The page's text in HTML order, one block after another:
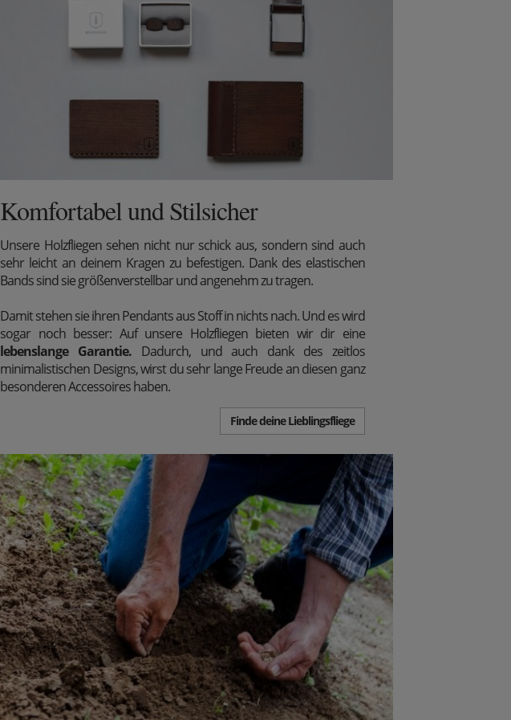
Komfortabel und Stilsicher
Unsere Holzfliegen sehen nicht nur schick aus, sondern sind auch
sehr leicht an deinem Kragen zu befestigen. Dank des elastischen
Bands sind sie größenverstellbar und angenehm zu tragen.
Damit stehen sie ihren Pendants aus Stoff in nichts nach. Und es wird
sogar noch besser: Auf unsere Holzfliegen bieten wir dir eine
lebenslange Garantie. Dadurch, und auch dank des zeitlos
minimalistischen Designs, wirst du sehr lange Freude an diesen ganz
besonderen Accessoires haben.
Finde deine Lieblingsfliege